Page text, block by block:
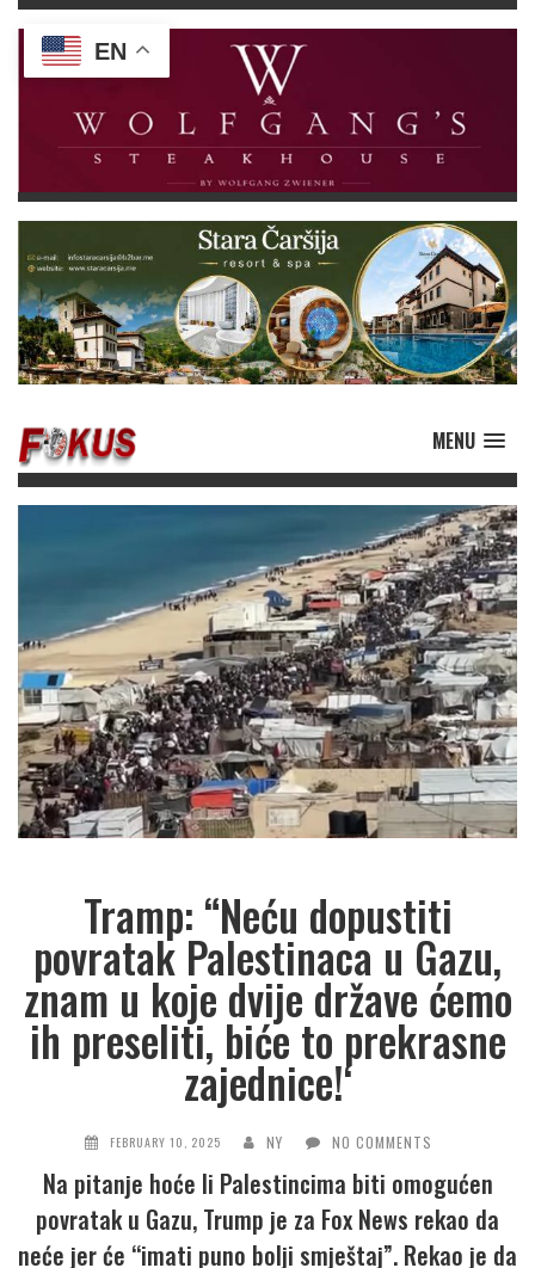
MENU
Tramp: “Neću dopustiti
povratak Palestinaca u Gazu,
znam u koje dvije države ćemo
ih preseliti, biće to prekrasne
zajednice!‘
FEBRUARY 10, 2025 NY NO COMMENTS
Na pitanje hoće li Palestincima biti omogućen
povratak u Gazu, Trump je za Fox News rekao da
neće jer će “imati puno bolji smještaj”. Rekao je da
EN